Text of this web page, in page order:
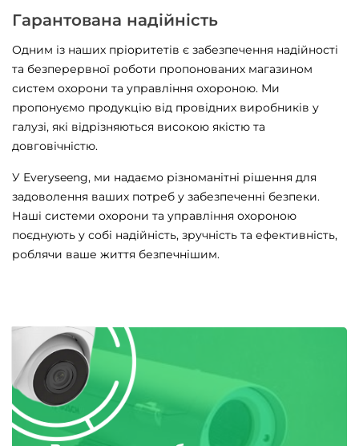
Гарантована надійність
Одним із наших пріоритетів є забезпечення надійності
та безперервної роботи пропонованих магазином
систем охорони та управління охороною. Ми
пропонуємо продукцію від провідних виробників у
галузі, які відрізняються високою якістю та
довговічністю.
У Everyseeng, ми надаємо різноманітні рішення для
задоволення ваших потреб у забезпеченні безпеки.
Наші системи охорони та управління охороною
поєднують у собі надійність, зручність та ефективність,
роблячи ваше життя безпечнішим.